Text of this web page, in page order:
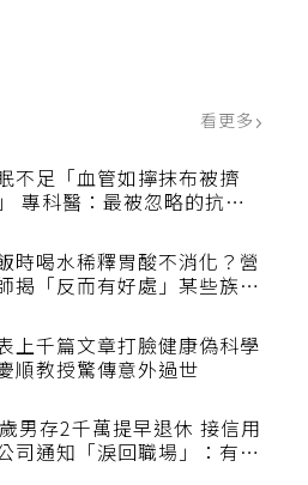
看更多
不足「血管如擰抹布被擠
專科醫：最被忽略的抗老
時喝水稀釋胃酸不消化？營
揭「反而有好處」某些族群
上千篇文章打臉健康偽科學
慶順教授驚傳意外過世
男存2千萬提早退休 接信用
司通知「淚回職場」：有錢